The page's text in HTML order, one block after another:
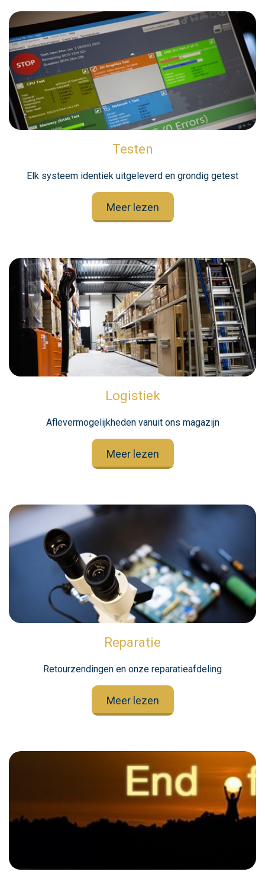
Testen
Elk systeem identiek uitgeleverd en grondig getest
Meer lezen
Logistiek
Aflevermogelijkheden vanuit ons magazijn
Meer lezen
Reparatie
Retourzendingen en onze reparatieafdeling
Meer lezen